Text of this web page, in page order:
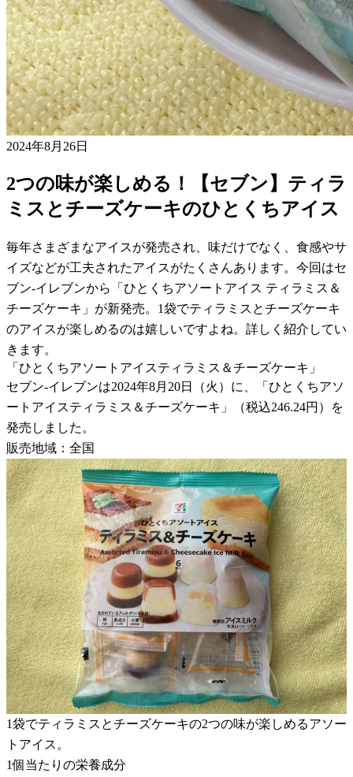
2024年8月26日
2つの味が楽しめる！【セブン】ティラ
ミスとチーズケーキのひとくちアイス
毎年さまざまなアイスが発売され、味だけでなく、食感やサ
イズなどが工夫されたアイスがたくさんあります。今回はセ
ブン-イレブンから「ひとくちアソートアイス ティラミス＆
チーズケーキ」が新発売。1袋でティラミスとチーズケーキ
のアイスが楽しめるのは嬉しいですよね。詳しく紹介してい
きます。
「ひとくちアソートアイスティラミス＆チーズケーキ」
セブン-イレブンは2024年8月20日（火）に、「ひとくちアソ
ートアイスティラミス＆チーズケーキ」（税込246.24円）を
発売しました。
販売地域：全国
1袋でティラミスとチーズケーキの2つの味が楽しめるアソー
トアイス。
1個当たりの栄養成分